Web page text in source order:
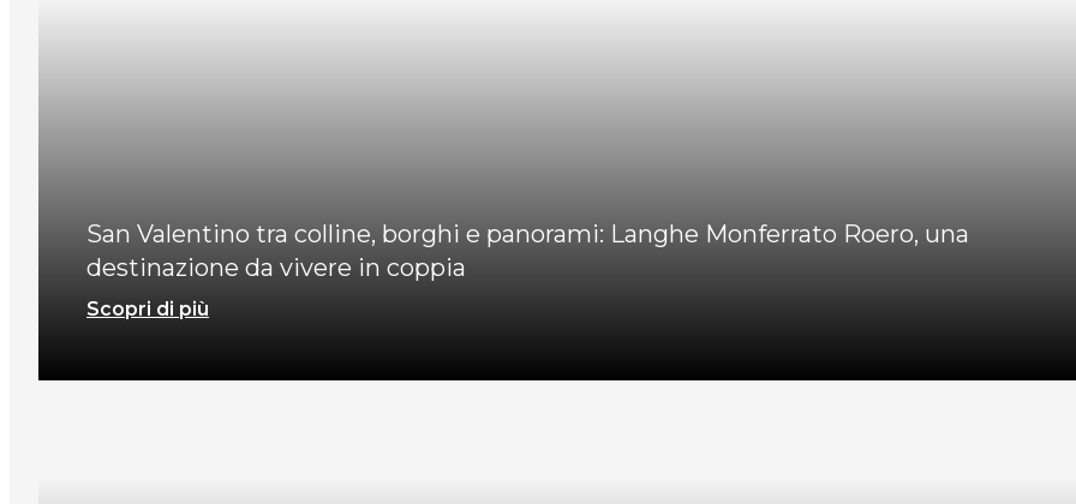
San Valentino tra colline, borghi e panorami: Langhe Monferrato Roero, una
destinazione da vivere in coppia
Scopri di più